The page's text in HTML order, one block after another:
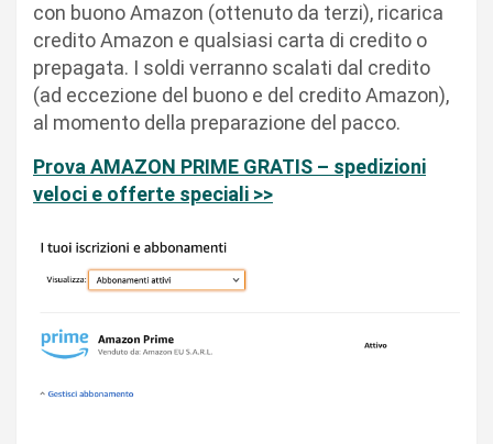
con buono Amazon (ottenuto da terzi), ricarica
credito Amazon e qualsiasi carta di credito o
prepagata. I soldi verranno scalati dal credito
(ad eccezione del buono e del credito Amazon),
al momento della preparazione del pacco.
Prova AMAZON PRIME GRATIS – spedizioni
veloci e offerte speciali >>